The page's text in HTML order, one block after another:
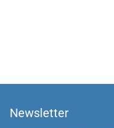
Newsletter